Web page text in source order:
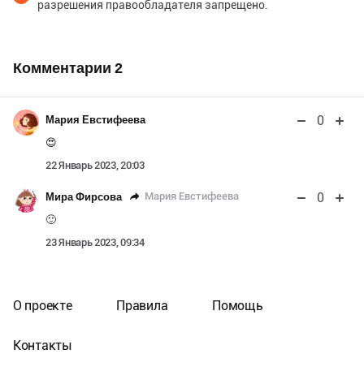
разрешения правообладателя запрещено.
Комментарии 2
Мария Евстифеева 0
😍
22 Январь 2023, 20:03
Мира Фирсова Мария Евстифеева 0
🙂
23 Январь 2023, 09:34
О проекте Правила Помощь
Контакты